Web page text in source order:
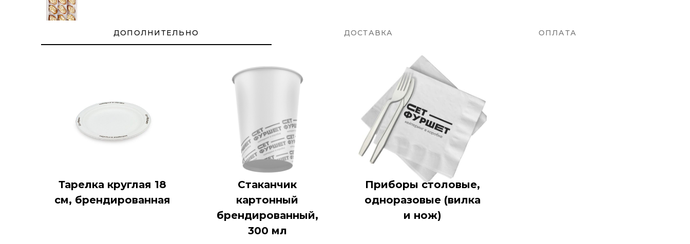
ДОПОЛНИТЕЛЬНО ДОСТАВКА ОПЛАТА
Тарелка круглая 18
см, брендированная
Стаканчик
картонный
брендированный,
300 мл
Приборы столовые,
одноразовые (вилка
и нож)